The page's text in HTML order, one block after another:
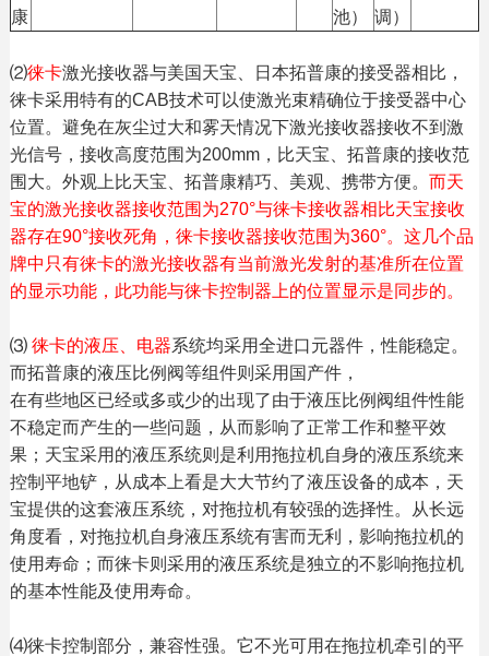
康
池）
调）
⑵徕卡激光接收器与美国天宝、日本拓普康的接受器相比，
徕卡采用特有的CAB技术可以使激光束精确位于接受器中心
位置。避免在灰尘过大和雾天情况下激光接收器接收不到激
光信号，接收高度范围为200mm，比天宝、拓普康的接收范
围大。外观上比天宝、拓普康精巧、美观、携带方便。 而天
宝的激光接收器接收范围为270°与徕卡接收器相比天宝接收
器存在90°接收死角，徕卡接收器接收范围为360°。这几个品
牌中只有徕卡的激光接收器有当前激光发射的基准所在位置
的显示功能，此功能与徕卡控制器上的位置显示是同步的。
⑶ 徕卡的液压、电器系统均采用全进口元器件，性能稳定。
而拓普康的液压比例阀等组件则采用国产件，
在有些地区已经或多或少的出现了由于液压比例阀组件性能
不稳定而产生的一些问题，从而影响了正常工作和整平效
果；天宝采用的液压系统则是利用拖拉机自身的液压系统来
控制平地铲，从成本上看是大大节约了液压设备的成本，天
宝提供的这套液压系统，对拖拉机有较强的选择性。从长远
角度看，对拖拉机自身液压系统有害而无利，影响拖拉机的
使用寿命；而徕卡则采用的液压系统是独立的不影响拖拉机
的基本性能及使用寿命。
⑷徕卡控制部分，兼容性强。它不光可用在拖拉机牵引的平